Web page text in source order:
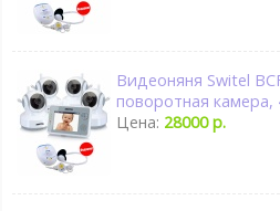
Видеоняня Switel
поворотная камера,
Цена: 28000 р.